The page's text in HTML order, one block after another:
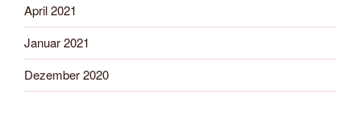
April 2021
Januar 2021
Dezember 2020